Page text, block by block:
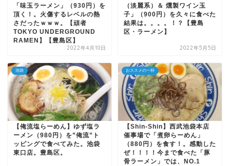
「味玉ラーメン」（930円）を
頂く！。火傷するレベルの熱
さだったｗｗｗ。【頑者
TOKYO UNDERGROUND
RAMEN】【豊島区】
2022年4月10日
（淡麗系）＆ 燻製ワイン玉
子」（900円）を久々に食べた
結果は。。。。！？【豊島
区・ラーメン】
2022年5月5日
池袋
【俺流塩らーめん】ゆず塩ラ
ーメン（980円）を”俺流”ト
ッピングで食べてみた。池袋
東口店。豊島区。
おススメの一杯
【Shin-Shin】西武池袋本店
催事場で「煮卵らーめん」
（880円）を食す！。感動した
ぜ！！！！今まで食べた「豚
骨ラーメン」では、NO.1